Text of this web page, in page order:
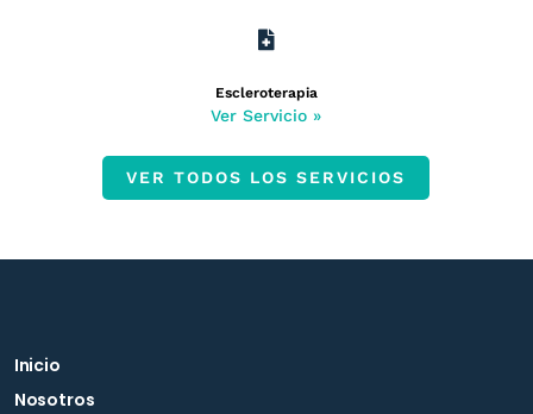

Escleroterapia
Ver Servicio »
VER TODOS LOS SERVICIOS
Inicio
Nosotros